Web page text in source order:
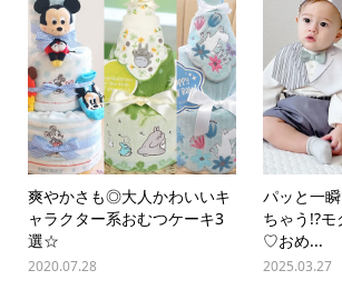
爽やかさも◎大人かわいいキ
ャラクター系おむつケーキ3
選☆
2020.07.28
パッと一
ちゃう!?
♡おめ...
2025.03.27